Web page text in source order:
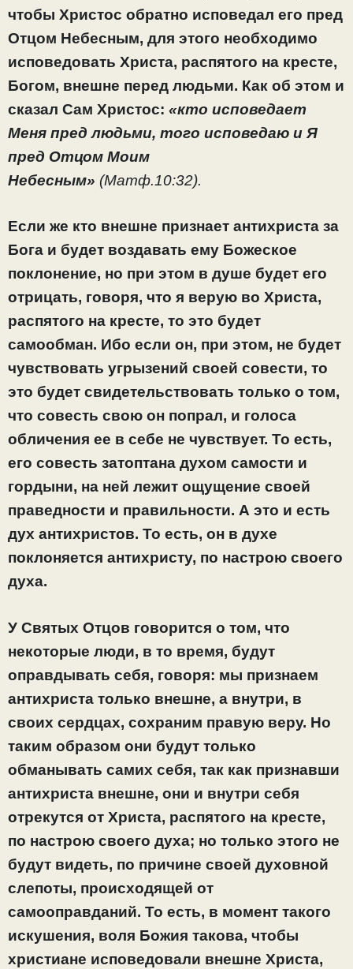
чтобы Христос обратно исповедал его пред
Отцом Небесным, для этого необходимо
исповедовать Христа, распятого на кресте,
Богом, внешне перед людьми. Как об этом и
сказал Сам Христос: «кто исповедает
Меня пред людьми, того исповедаю и Я
пред Отцом Моим
Небесным» (Матф.10:32).
Если же кто внешне признает антихриста за
Бога и будет воздавать ему Божеское
поклонение, но при этом в душе будет его
отрицать, говоря, что я верую во Христа,
распятого на кресте, то это будет
самообман. Ибо если он, при этом, не будет
чувствовать угрызений своей совести, то
это будет свидетельствовать только о том,
что совесть свою он попрал, и голоса
обличения ее в себе не чувствует. То есть,
его совесть затоптана духом самости и
гордыни, на ней лежит ощущение своей
праведности и правильности. А это и есть
дух антихристов. То есть, он в духе
поклоняется антихристу, по настрою своего
духа.
У Святых Отцов говорится о том, что
некоторые люди, в то время, будут
оправдывать себя, говоря: мы признаем
антихриста только внешне, а внутри, в
своих сердцах, сохраним правую веру. Но
таким образом они будут только
обманывать самих себя, так как признавши
антихриста внешне, они и внутри себя
отрекутся от Христа, распятого на кресте,
по настрою своего духа; но только этого не
будут видеть, по причине своей духовной
слепоты, происходящей от
самооправданий. То есть, в момент такого
искушения, воля Божия такова, чтобы
христиане исповедовали внешне Христа,